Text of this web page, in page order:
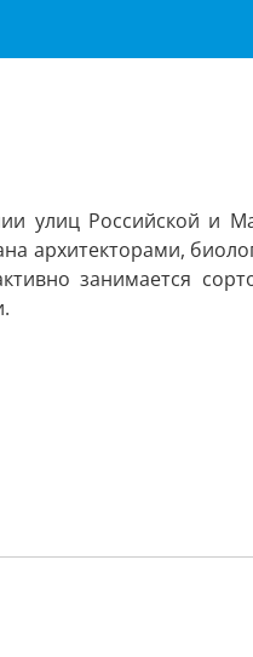
улиц Российской и
архитекторами,
занимается